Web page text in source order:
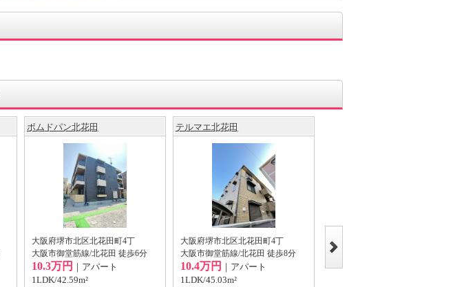
ポムドパン北花田
大阪府堺市北区北花田町4丁
大阪市御堂筋線/北花田 徒歩6分
10.3万円 ｜アパート
1LDK/42.59m²
テルマエ北花田
大阪府堺市北区北花田町4丁
大阪市御堂筋線/北花田 徒歩8分
10.4万円 ｜アパート
1LDK/45.03m²
大阪府堺市北区北花田町4丁
大阪市御堂筋線/北花田 徒歩6分
10.25万円